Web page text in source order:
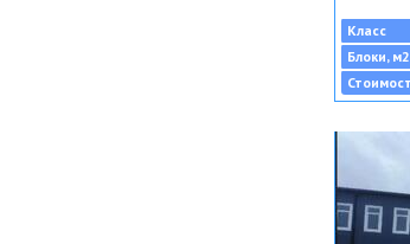
Класс
Блоки, м2